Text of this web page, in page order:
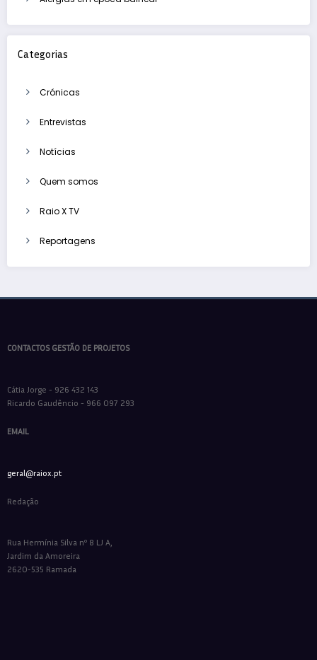
Categorias
Crónicas
Entrevistas
Notícias
Quem somos
Raio X TV
Reportagens
CONTACTOS GESTÃO DE PROJETOS
Cátia Jorge - 926 432 143
Ricardo Gaudêncio - 966 097 293
EMAIL
geral@raiox.pt
Redação
Rua Hermínia Silva nº 8 LJ A,
Jardim da Amoreira
2620-535 Ramada